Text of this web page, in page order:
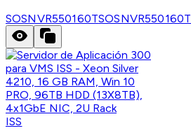
SOSNVR550160TSOSNVR550160T
ISS